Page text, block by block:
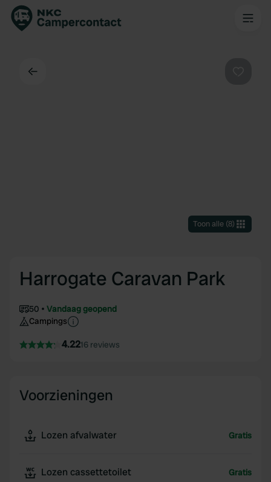
Toon alle(8)
Harrogate Caravan Park
50
Vandaag geopend
Campings
4.2216 reviews
Voorzieningen
Lozen afvalwater Gratis
Lozen cassettetoilet Gratis